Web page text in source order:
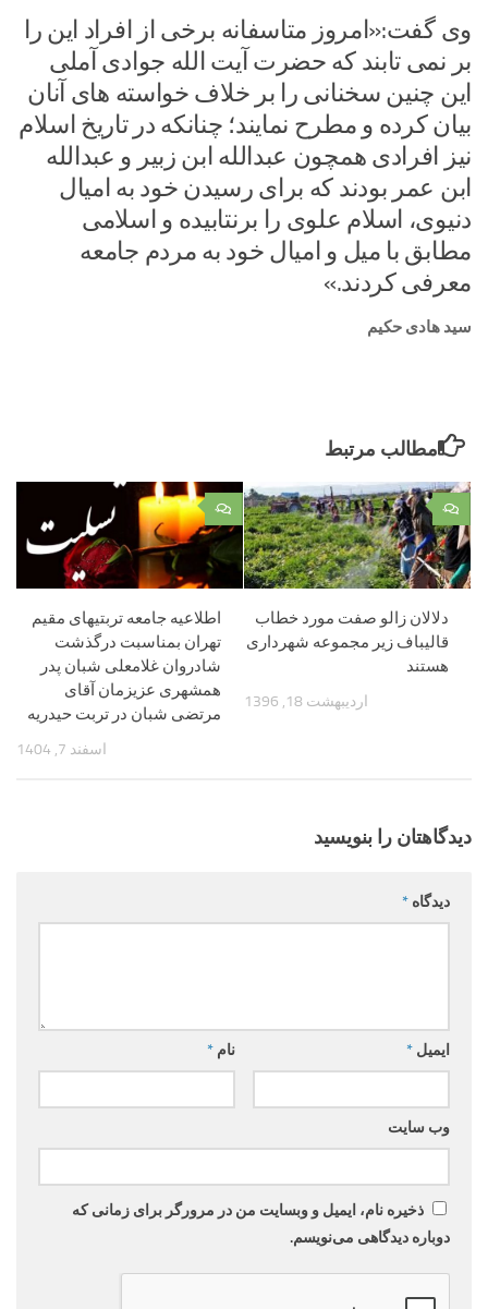
وی گفت:«امروز متاسفانه برخی از افراد این را
بر نمی تابند که حضرت آیت الله جوادی آملی
این چنین سخنانی را بر خلاف خواسته های آنان
بیان کرده و مطرح نمایند؛ چنانکه در تاریخ اسلام
نیز افرادی همچون عبدالله ابن زبیر و عبدالله
ابن عمر بودند که برای رسیدن خود به امیال
دنیوی، اسلام علوی را برنتابیده و اسلامی
مطابق با میل و امیال خود به مردم جامعه
معرفی کردند.»
سید هادی حکیم
مطالب مرتبط
۰
اطلاعیه جامعه تربتیهای مقیم
تهران بمناسبت درگذشت
شادروان غلامعلی شبان پدر
همشهری عزیزمان آقای
مرتضی شبان در تربت حیدریه
اسفند 7, 1404
۰
دلالان زالو صفت مورد خطاب
قالیباف زیر مجموعه شهرداری
هستند
اردیبهشت 18, 1396
دیدگاهتان را بنویسید
دیدگاه *
نام * ایمیل *
وب‌ سایت
ذخیره نام، ایمیل و وبسایت من در مرورگر برای زمانی که
دوباره دیدگاهی می‌نویسم.